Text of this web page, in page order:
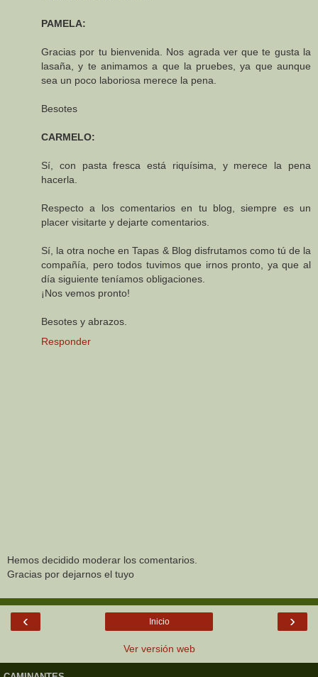
PAMELA:
Gracias por tu bienvenida. Nos agrada ver que te gusta la
lasaña, y te animamos a que la pruebes, ya que aunque
sea un poco laboriosa merece la pena.
Besotes
CARMELO:
Sí, con pasta fresca está riquísima, y merece la pena
hacerla.
Respecto a los comentarios en tu blog, siempre es un
placer visitarte y dejarte comentarios.
Sí, la otra noche en Tapas & Blog disfrutamos como tú de la
compañía, pero todos tuvimos que irnos pronto, ya que al
día siguiente teníamos obligaciones.
¡Nos vemos pronto!
Besotes y abrazos.
Responder
Hemos decidido moderar los comentarios.
Gracias por dejarnos el tuyo
‹ ›
Inicio
Ver versión web